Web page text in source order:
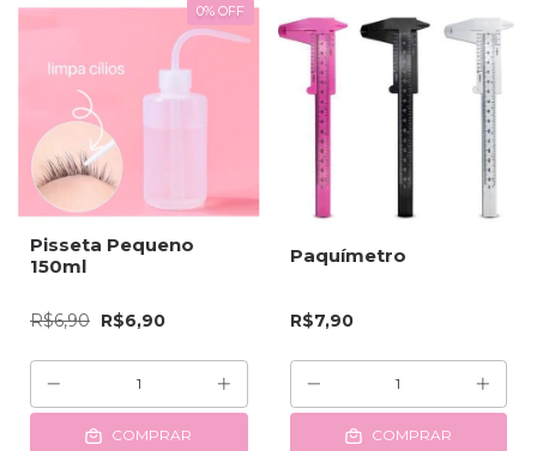
0% OFF
Pisseta Pequeno
150ml
R$6,90 R$6,90
COMPRAR
Paquímetro
R$7,90
COMPRAR